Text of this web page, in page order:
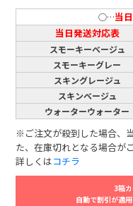
○…当
当日発送対応表
スモーキーベージュ
スモーキーグレー
スキングレージュ
スキンベージュ
ウォーターウォーター
※ご注文が殺到した場合、
た、在庫切れとなる場合が
詳しくはコチラ
3箱
自動で割引が適